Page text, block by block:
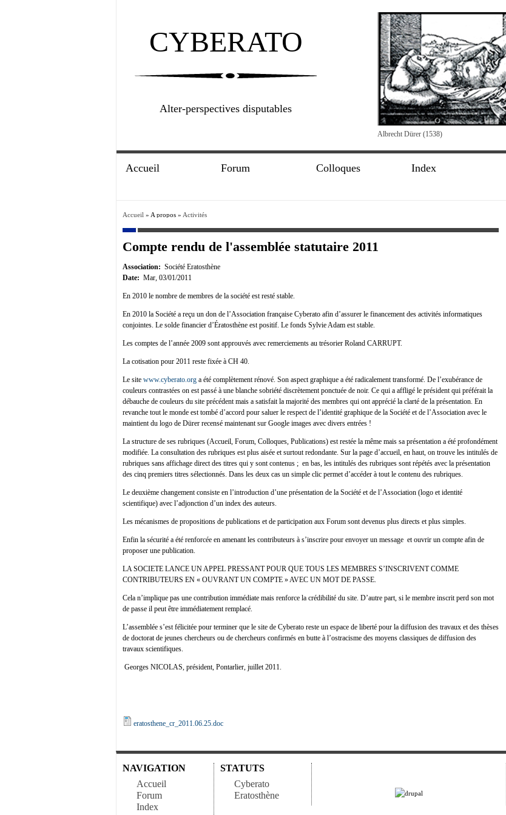
Albrecht Dürer (1538)
CYBERATO
Alter-perspectives disputables
Accueil Forum Colloques Index
Accueil » A propos » Activités
Compte rendu de l'assemblée statutaire 2011
Association: Société Eratosthène
Date: Mar, 03/01/2011
En 2010 le nombre de membres de la société est resté stable.
En 2010 la Société a reçu un don de l’Association française Cyberato afin d’assurer le financement des activités informatiques
conjointes. Le solde financier d’Ératosthène est positif. Le fonds Sylvie Adam est stable.
Les comptes de l’année 2009 sont approuvés avec remerciements au trésorier Roland CARRUPT.
La cotisation pour 2011 reste fixée à CH 40.
Le site www.cyberato.org a été complètement rénové. Son aspect graphique a été radicalement transformé. De l’exubérance de
couleurs contrastées on est passé à une blanche sobriété discrètement ponctuée de noir. Ce qui a affligé le président qui préférait la
débauche de couleurs du site précédent mais a satisfait la majorité des membres qui ont apprécié la clarté de la présentation. En
revanche tout le monde est tombé d’accord pour saluer le respect de l’identité graphique de la Société et de l’Association avec le
maintient du logo de Dürer recensé maintenant sur Google images avec divers entrées !
La structure de ses rubriques (Accueil, Forum, Colloques, Publications) est restée la même mais sa présentation a été profondément
modifiée. La consultation des rubriques est plus aisée et surtout redondante. Sur la page d’accueil, en haut, on trouve les intitulés de
rubriques sans affichage direct des titres qui y sont contenus ; en bas, les intitulés des rubriques sont répétés avec la présentation
des cinq premiers titres sélectionnés. Dans les deux cas un simple clic permet d’accéder à tout le contenu des rubriques.
Le deuxième changement consiste en l’introduction d’une présentation de la Société et de l’Association (logo et identité
scientifique) avec l’adjonction d’un index des auteurs.
Les mécanismes de propositions de publications et de participation aux Forum sont devenus plus directs et plus simples.
Enfin la sécurité a été renforcée en amenant les contributeurs à s’inscrire pour envoyer un message et ouvrir un compte afin de
proposer une publication.
LA SOCIETE LANCE UN APPEL PRESSANT POUR QUE TOUS LES MEMBRES S’INSCRIVENT COMME
CONTRIBUTEURS EN « OUVRANT UN COMPTE » AVEC UN MOT DE PASSE.
Cela n’implique pas une contribution immédiate mais renforce la crédibilité du site. D’autre part, si le membre inscrit perd son mot
de passe il peut être immédiatement remplacé.
L’assemblée s’est félicitée pour terminer que le site de Cyberato reste un espace de liberté pour la diffusion des travaux et des thèses
de doctorat de jeunes chercheurs ou de chercheurs confirmés en butte à l’ostracisme des moyens classiques de diffusion des
travaux scientifiques.
Georges NICOLAS, président, Pontarlier, juillet 2011.
eratosthene_cr_2011.06.25.doc
NAVIGATION
Accueil
Forum
Index
STATUTS
Cyberato
Eratosthène